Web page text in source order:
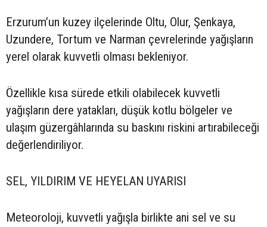
Erzurum’un kuzey ilçelerinde Oltu, Olur, Şenkaya,
Uzundere, Tortum ve Narman çevrelerinde yağışların
yerel olarak kuvvetli olması bekleniyor.
Özellikle kısa sürede etkili olabilecek kuvvetli
yağışların dere yatakları, düşük kotlu bölgeler ve
ulaşım güzergâhlarında su baskını riskini artırabileceği
değerlendiriliyor.
SEL, YILDIRIM VE HEYELAN UYARISI
Meteoroloji, kuvvetli yağışla birlikte ani sel ve su